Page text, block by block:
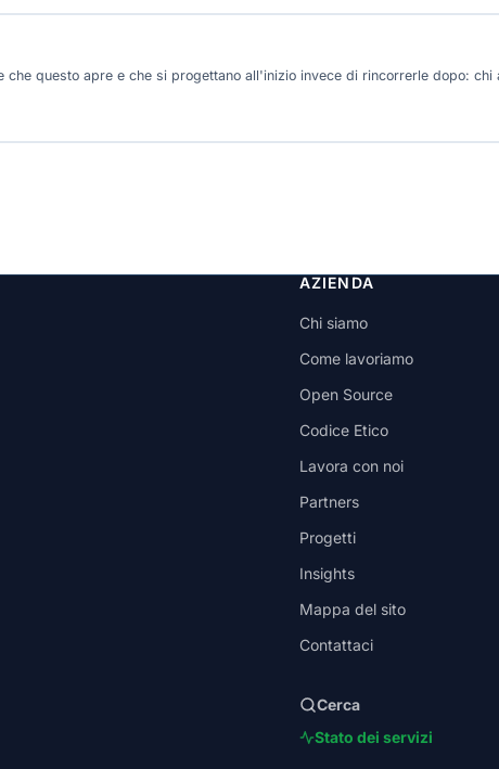
questo apre e che si progettano all'inizio invece di rincorrerle dopo:
AZIENDA
Chi siamo
Come lavoriamo
Open Source
Codice Etico
Lavora con noi
Partners
Progetti
Insights
Mappa del sito
Contattaci
Cerca
Stato dei servizi